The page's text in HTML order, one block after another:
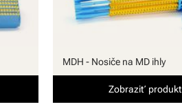
MDH - Nosiče na MD ihly
Zobraziť produkt